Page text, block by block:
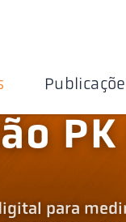
para